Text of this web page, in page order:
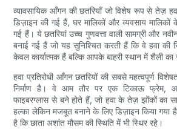
व्यावसायिक आँगन की छतरियाँ जो विशेष रूप से तेज़
डिज़ाइन की गई हैं, घर मालिकों और व्यवसाय मालिकों
गई हैं। ये छतरियां उच्च गुणवत्ता वाली सामग्री और
बनाई गई हैं जो यह सुनिश्चित करती हैं कि वे हवा की
केवल कार्यात्मक हैं बल्कि आपके बाहरी स्थान में शैली का
हवा प्रतिरोधी आँगन छतरियों की सबसे महत्वपूर्ण
निर्माण है। वे आम तौर पर एक टिकाऊ फ्रेम,
फाइबरग्लास से बने होते हैं, जो हवा के तेज़ झोंकों का
हल्का लेकिन मजबूत बनाने के लिए डिज़ाइन किया गया
है कि छाता अशांत मौसम की स्थिति में भी स्थिर रहे।